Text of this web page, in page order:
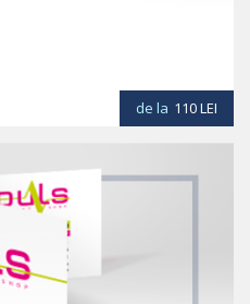
de la 110LEI